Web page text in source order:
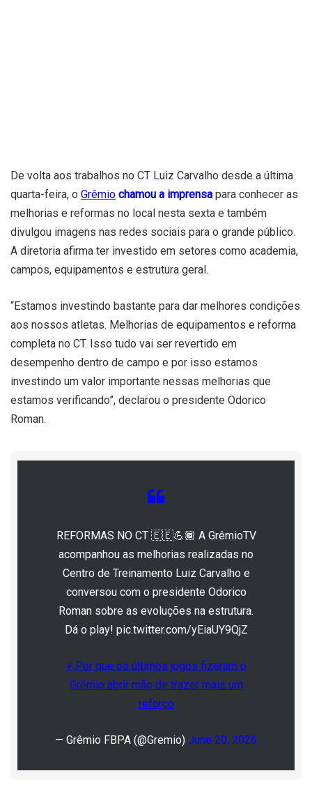
De volta aos trabalhos no CT Luiz Carvalho desde a última
quarta-feira, o Grêmio chamou a imprensa para conhecer as
melhorias e reformas no local nesta sexta e também
divulgou imagens nas redes sociais para o grande público.
A diretoria afirma ter investido em setores como academia,
campos, equipamentos e estrutura geral.
“Estamos investindo bastante para dar melhores condições
aos nossos atletas. Melhorias de equipamentos e reforma
completa no CT. Isso tudo vai ser revertido em
desempenho dentro de campo e por isso estamos
investindo um valor importante nessas melhorias que
estamos verificando”, declarou o presidente Odorico
Roman.
REFORMAS NO CT 🇪🇪💪🏾 A GrêmioTV
acompanhou as melhorias realizadas no
Centro de Treinamento Luiz Carvalho e
conversou com o presidente Odorico
Roman sobre as evoluções na estrutura.
Dá o play! pic.twitter.com/yEiaUY9QjZ
+ Por que os últimos jogos fizeram o
Grêmio abrir mão de trazer mais um
reforço
— Grêmio FBPA (@Gremio) June 20, 2026